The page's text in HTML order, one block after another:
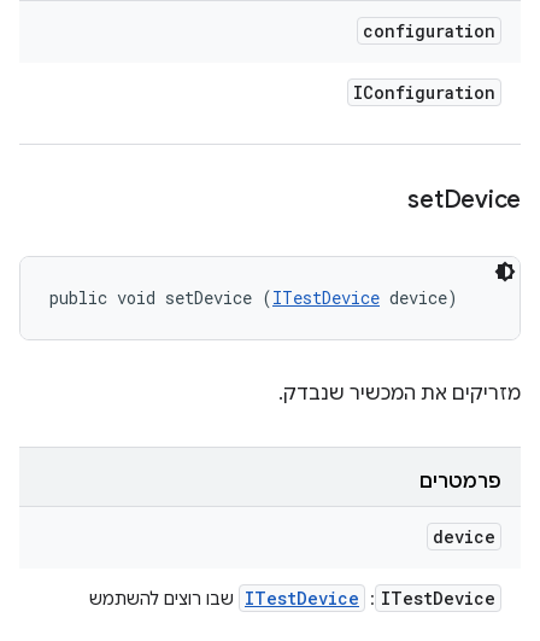
configuration
IConfiguration
setDevice
public void setDevice (ITestDevice device)
מזריקים את המכשיר שנבדק.
פרמטרים
device
ITestDevice
:
ITestDevice שבו רוצים להשתמש